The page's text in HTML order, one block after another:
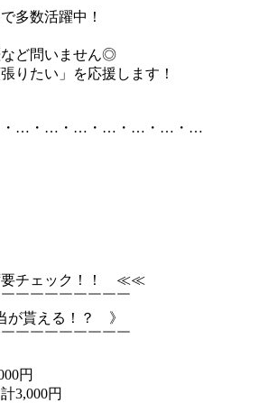
多数活躍中！
ど問いません◎
りたい」を応援します！
…・…・…・…・…・…・…
チェック！！ ≪≪
￣￣￣￣￣￣￣￣
が貰える！？ 》
￣￣￣￣￣￣￣￣
円
3,000円